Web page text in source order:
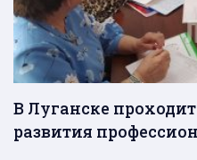
В Луганске
развития